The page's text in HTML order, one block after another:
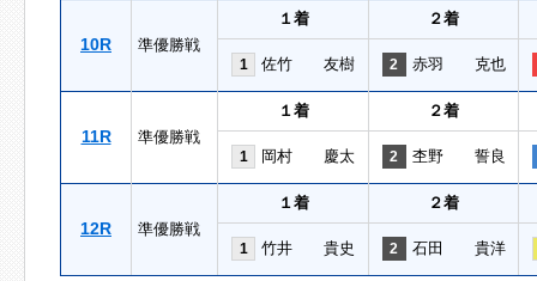
10R 準優勝戦
１着 ２着
1 佐竹 友樹 2 赤羽 克也
11R 準優勝戦
１着 ２着
1 岡村 慶太 2 杢野 誓良
12R 準優勝戦
１着 ２着
1 竹井 貴史 2 石田 貴洋